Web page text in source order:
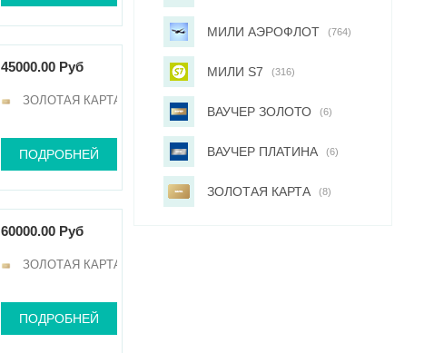
МИЛИ АЭРОФЛОТ (764)
МИЛИ S7 (316)
ВАУЧЕР ЗОЛОТО (6)
ВАУЧЕР ПЛАТИНА (6)
ЗОЛОТАЯ КАРТА (8)
45000.00 Руб
ЗОЛОТАЯ КАРТА
ПОДРОБНЕЙ
60000.00 Руб
ЗОЛОТАЯ КАРТА
ПОДРОБНЕЙ